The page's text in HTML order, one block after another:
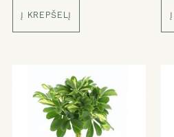
Į KREPŠELĮ